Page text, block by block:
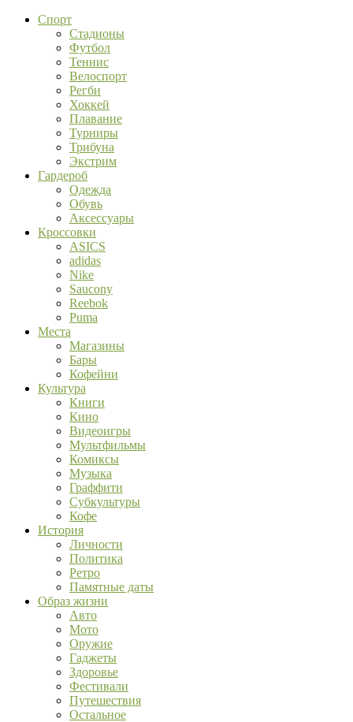
Спорт
Стадионы
Футбол
Теннис
Велоспорт
Регби
Хоккей
Плавание
Турниры
Трибуна
Экстрим
Гардероб
Одежда
Обувь
Аксессуары
Кроссовки
ASICS
adidas
Nike
Saucony
Reebok
Puma
Места
Магазины
Бары
Кофейни
Культура
Книги
Кино
Видеоигры
Мультфильмы
Комиксы
Музыка
Граффити
Субкультуры
Кофе
История
Личности
Политика
Ретро
Памятные даты
Образ жизни
Авто
Мото
Оружие
Гаджеты
Здоровье
Фестивали
Путешествия
Остальное